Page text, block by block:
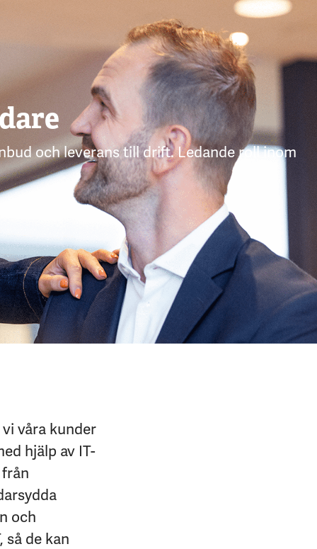
och leverans till drift. Ledande roll inom
våra kunder
hjälp av IT-
och
så de kan